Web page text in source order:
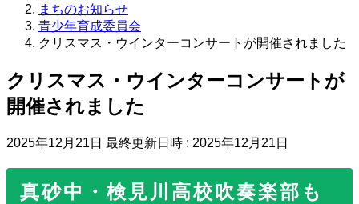
まちのお知らせ
青少年育成委員会
クリスマス・ウインターコンサートが開催されました
クリスマス・ウインターコンサートが
開催されました
2025年12月21日 最終更新日時 : 2025年12月21日
真砂中・検見川高校吹奏楽部も